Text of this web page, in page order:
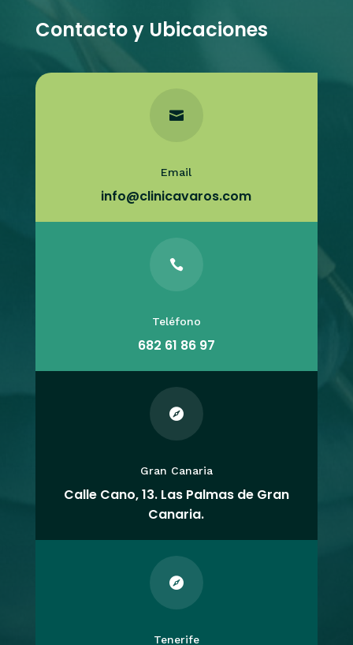
Contacto y Ubicaciones

Email
info@clinicavaros.com

Teléfono
682 61 86 97

Gran Canaria
Calle Cano, 13. Las Palmas de Gran
Canaria.

Tenerife